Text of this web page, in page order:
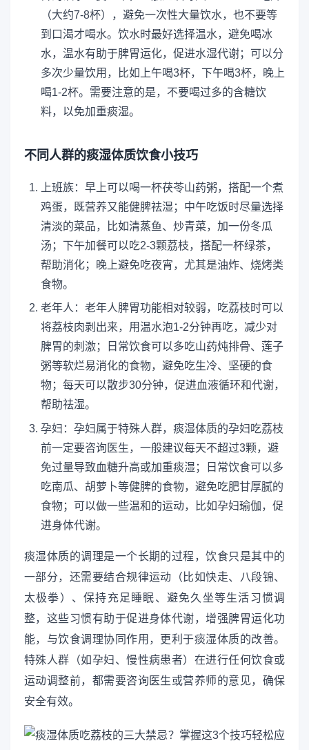
（大约7-8杯），避免一次性大量饮水，也不要等
到口渴才喝水。饮水时最好选择温水，避免喝冰
水，温水有助于脾胃运化，促进水湿代谢；可以分
多次少量饮用，比如上午喝3杯，下午喝3杯，晚上
喝1-2杯。需要注意的是，不要喝过多的含糖饮
料，以免加重痰湿。
不同人群的痰湿体质饮食小技巧
上班族：早上可以喝一杯茯苓山药粥，搭配一个煮
鸡蛋，既营养又能健脾祛湿；中午吃饭时尽量选择
清淡的菜品，比如清蒸鱼、炒青菜，加一份冬瓜
汤；下午加餐可以吃2-3颗荔枝，搭配一杯绿茶，
帮助消化；晚上避免吃夜宵，尤其是油炸、烧烤类
食物。
老年人：老年人脾胃功能相对较弱，吃荔枝时可以
将荔枝肉剥出来，用温水泡1-2分钟再吃，减少对
脾胃的刺激；日常饮食可以多吃山药炖排骨、莲子
粥等软烂易消化的食物，避免吃生冷、坚硬的食
物；每天可以散步30分钟，促进血液循环和代谢，
帮助祛湿。
孕妇：孕妇属于特殊人群，痰湿体质的孕妇吃荔枝
前一定要咨询医生，一般建议每天不超过3颗，避
免过量导致血糖升高或加重痰湿；日常饮食可以多
吃南瓜、胡萝卜等健脾的食物，避免吃肥甘厚腻的
食物；可以做一些温和的运动，比如孕妇瑜伽，促
进身体代谢。
痰湿体质的调理是一个长期的过程，饮食只是其中的
一部分，还需要结合规律运动（比如快走、八段锦、
太极拳）、保持充足睡眠、避免久坐等生活习惯调
整，这些习惯有助于促进身体代谢，增强脾胃运化功
能，与饮食调理协同作用，更利于痰湿体质的改善。
特殊人群（如孕妇、慢性病患者）在进行任何饮食或
运动调整前，都需要咨询医生或营养师的意见，确保
安全有效。